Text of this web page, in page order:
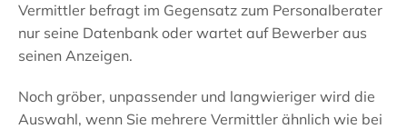
Vermittler befragt im Gegensatz zum Personalberater
nur seine Datenbank oder wartet auf Bewerber aus
seinen Anzeigen.
Noch gröber, unpassender und langwieriger wird die
Auswahl, wenn Sie mehrere Vermittler ähnlich wie bei